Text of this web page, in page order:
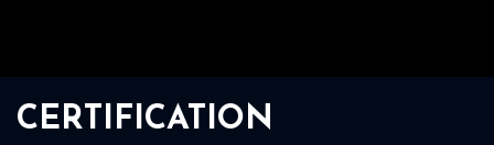
CERTIFICATION